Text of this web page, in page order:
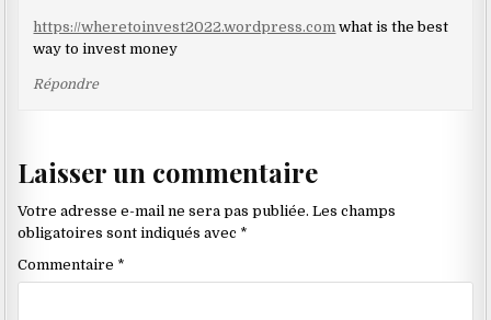
https://wheretoinvest2022.wordpress.com what is the best
way to invest money
Répondre
Laisser un commentaire
Votre adresse e-mail ne sera pas publiée. Les champs
obligatoires sont indiqués avec *
Commentaire *